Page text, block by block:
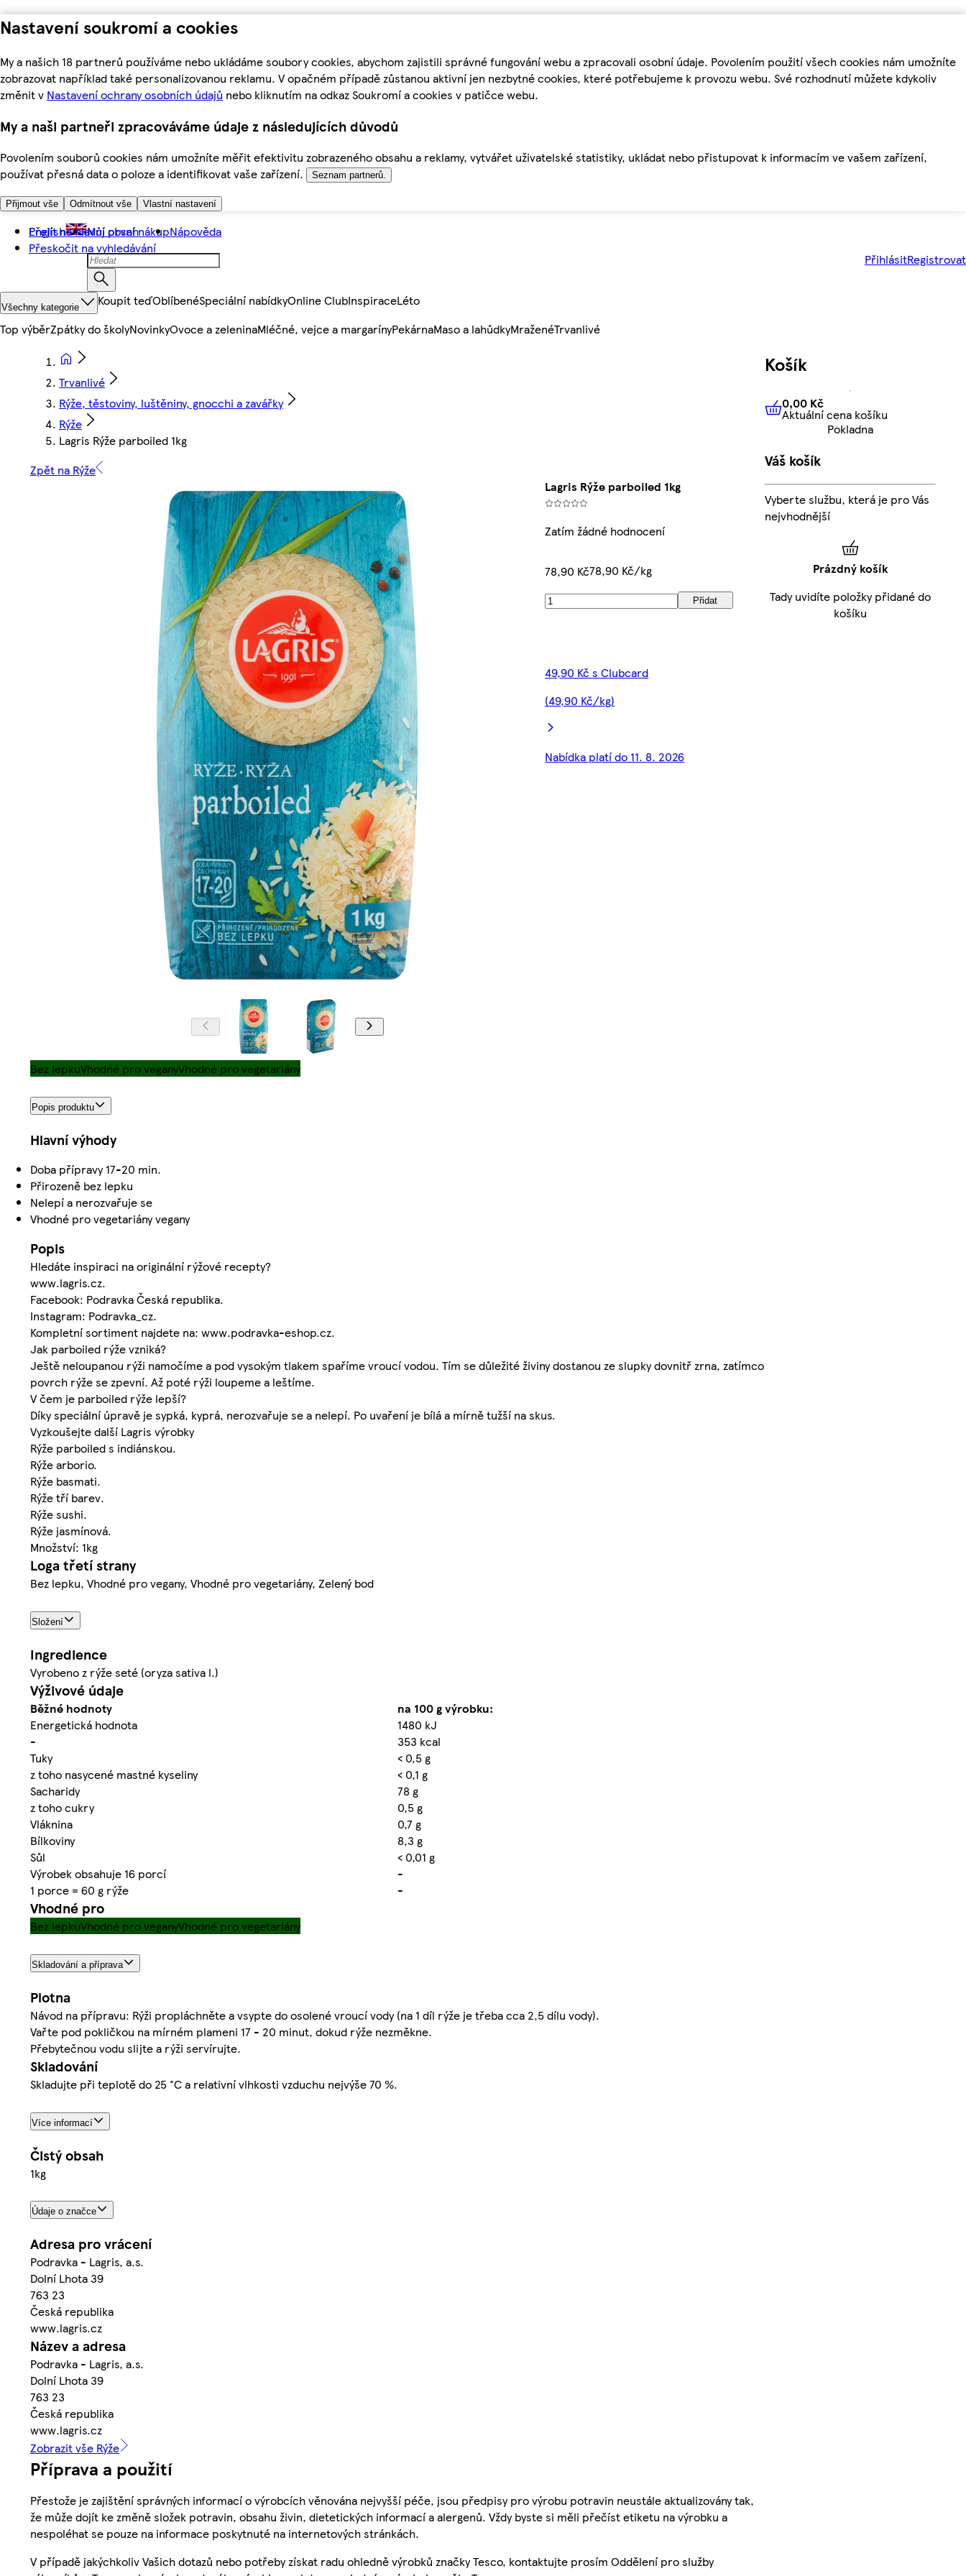
Nastavení soukromí a cookies
My a našich 18 partnerů používáme nebo ukládáme soubory cookies, abychom zajistili správné fungování webu a zpracovali osobní údaje. Povolením použití všech cookies nám umožníte
zobrazovat například také personalizovanou reklamu. V opačném případě zůstanou aktivní jen nezbytné cookies, které potřebujeme k provozu webu. Své rozhodnutí můžete kdykoliv
změnit v Nastavení ochrany osobních údajů nebo kliknutím na odkaz Soukromí a cookies v patičce webu.
My a naši partneři zpracováváme údaje z následujících důvodů
Povolením souborů cookies nám umožníte měřit efektivitu zobrazeného obsahu a reklamy, vytvářet uživatelské statistiky, ukládat nebo přistupovat k informacím ve vašem zařízení,
používat přesná data o poloze a identifikovat vaše zařízení.
Seznam partnerů.
Přijmout vše Odmítnout vše Vlastní nastavení
Přejít na hlavní obsah
Přeskočit na vyhledávání
English Můj první nákupNápověda
PřihlásitRegistrovat
Všechny kategorie Koupit teďOblíbenéSpeciální nabídkyOnline ClubInspiraceLéto
Top výběrZpátky do školyNovinkyOvoce a zeleninaMléčné, vejce a margarínyPekárnaMaso a lahůdkyMraženéTrvanlivé
Trvanlivé
Rýže, těstoviny, luštěniny, gnocchi a zavářky
Rýže
Lagris Rýže parboiled 1kg
Zpět na Rýže
Lagris Rýže parboiled 1kg
Zatím žádné hodnocení
78,90 Kč78,90 Kč/kg
Přidat
49,90 Kč s Clubcard
(49,90 Kč/kg)
Nabídka platí do 11. 8. 2026
Bez lepkuVhodné pro veganyVhodné pro vegetariány
Popis produktu
Hlavní výhody
Doba přípravy 17-20 min.
Přirozeně bez lepku
Nelepí a nerozvařuje se
Vhodné pro vegetariány vegany
Popis
Hledáte inspiraci na originální rýžové recepty?
www.lagris.cz.
Facebook: Podravka Česká republika.
Instagram: Podravka_cz.
Kompletní sortiment najdete na: www.podravka-eshop.cz.
Jak parboiled rýže vzniká?
Ještě neloupanou rýži namočíme a pod vysokým tlakem spaříme vroucí vodou. Tím se důležité živiny dostanou ze slupky dovnitř zrna, zatímco
povrch rýže se zpevní. Až poté rýži loupeme a leštíme.
V čem je parboiled rýže lepší?
Díky speciální úpravě je sypká, kyprá, nerozvařuje se a nelepí. Po uvaření je bílá a mírně tužší na skus.
Vyzkoušejte další Lagris výrobky
Rýže parboiled s indiánskou.
Rýže arborio.
Rýže basmati.
Rýže tří barev.
Rýže sushi.
Rýže jasmínová.
Množství: 1kg
Loga třetí strany
Bez lepku, Vhodné pro vegany, Vhodné pro vegetariány, Zelený bod
Složení
Ingredience
Vyrobeno z rýže seté (oryza sativa l.)
Výživové údaje
Běžné hodnoty
na 100 g výrobku:
Energetická hodnota
1480 kJ
-
353 kcal
Tuky
< 0,5 g
z toho nasycené mastné kyseliny
< 0,1 g
Sacharidy
78 g
z toho cukry
0,5 g
Vláknina
0,7 g
Bílkoviny
8,3 g
Sůl
< 0,01 g
Výrobek obsahuje 16 porcí
-
1 porce = 60 g rýže
-
Vhodné pro
Bez lepkuVhodné pro veganyVhodné pro vegetariány
Skladování a příprava
Plotna
Návod na přípravu: Rýži propláchněte a vsypte do osolené vroucí vody (na 1 díl rýže je třeba cca 2,5 dílu vody).
Vařte pod pokličkou na mírném plameni 17 - 20 minut, dokud rýže nezměkne.
Přebytečnou vodu slijte a rýži servírujte.
Skladování
Skladujte při teplotě do 25 °C a relativní vlhkosti vzduchu nejvýše 70 %.
Více informací
Čistý obsah
1kg
Údaje o značce
Adresa pro vrácení
Podravka - Lagris, a.s.
Dolní Lhota 39
763 23
Česká republika
www.lagris.cz
Název a adresa
Podravka - Lagris, a.s.
Dolní Lhota 39
763 23
Česká republika
www.lagris.cz
Zobrazit vše Rýže
Příprava a použití
Přestože je zajištění správných informací o výrobcích věnována nejvyšší péče, jsou předpisy pro výrobu potravin neustále aktualizovány tak,
že může dojít ke změně složek potravin, obsahu živin, dietetických informací a alergenů. Vždy byste si měli přečíst etiketu na výrobku a
nespoléhat se pouze na informace poskytnuté na internetových stránkách.
V případě jakýchkoliv Vašich dotazů nebo potřeby získat radu ohledně výrobků značky Tesco, kontaktujte prosím Oddělení pro služby
Košík
0,00 KčAktuální cena košíku
0,00 Kč
Aktuální cena košíku
Pokladna
Váš košík
Vyberte službu, která je pro Vás
nejvhodnější
Prázdný košík
Tady uvidíte položky přidané do
košíku